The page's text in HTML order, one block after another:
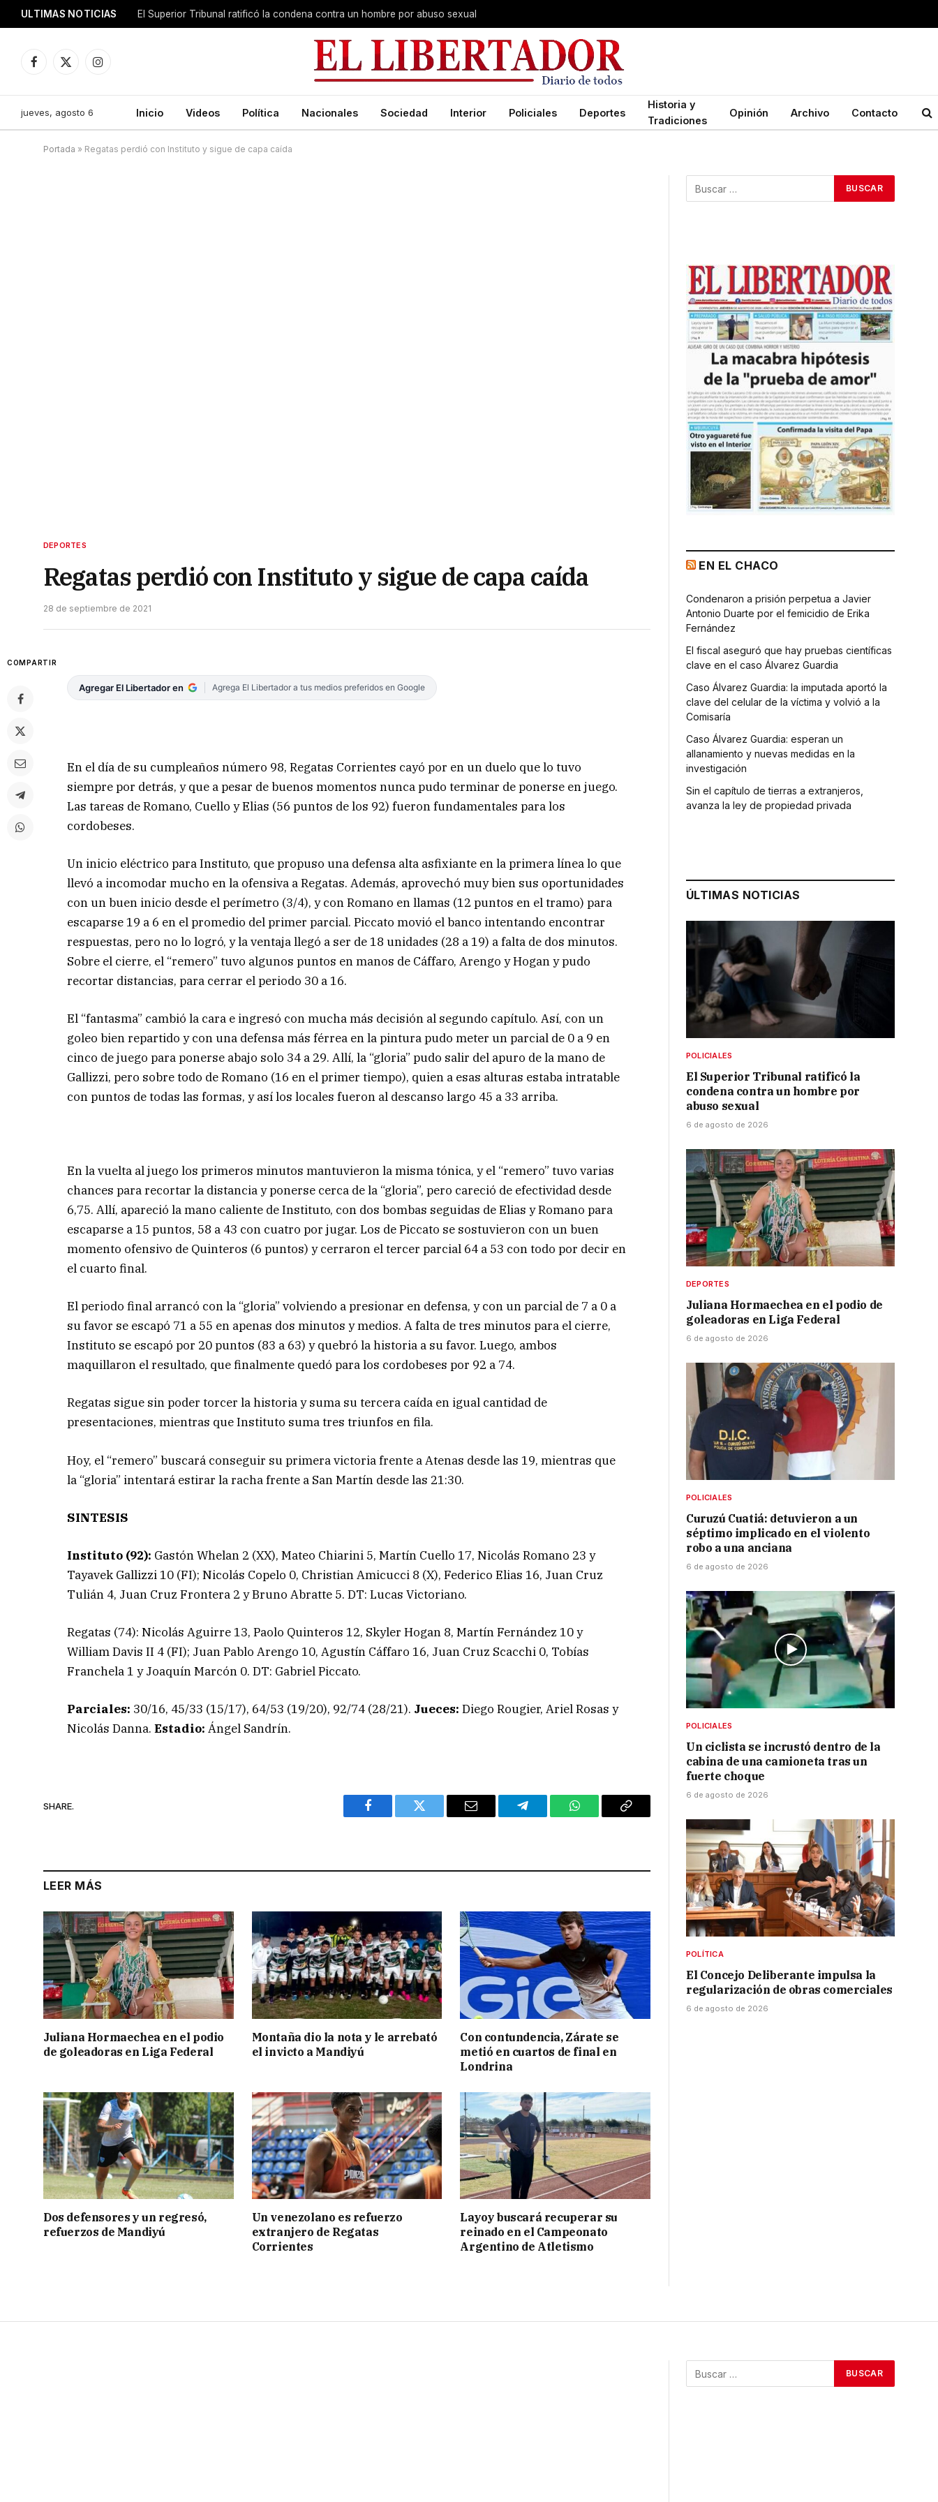
ULTIMAS NOTICIAS El Superior Tribunal ratificó la condena contra un hombre por abuso sexual
Facebook
X
Instagram
jueves, agosto 6 Inicio Videos Política Nacionales Sociedad Interior Policiales Deportes
Historia y
Tradiciones
Opinión Archivo Contacto
Portada » Regatas perdió con Instituto y sigue de capa caída
DEPORTES
Regatas perdió con Instituto y sigue de capa caída
28 de septiembre de 2021
COMPARTIR
Agregar El Libertador en Agrega El Libertador a tus medios preferidos en Google
En el día de su cumpleaños número 98, Regatas Corrientes cayó por en un duelo que lo tuvo
siempre por detrás, y que a pesar de buenos momentos nunca pudo terminar de ponerse en juego.
Las tareas de Romano, Cuello y Elias (56 puntos de los 92) fueron fundamentales para los
cordobeses.
Un inicio eléctrico para Instituto, que propuso una defensa alta asfixiante en la primera línea lo que
llevó a incomodar mucho en la ofensiva a Regatas. Además, aprovechó muy bien sus oportunidades
con un buen inicio desde el perímetro (3/4), y con Romano en llamas (12 puntos en el tramo) para
escaparse 19 a 6 en el promedio del primer parcial. Piccato movió el banco intentando encontrar
respuestas, pero no lo logró, y la ventaja llegó a ser de 18 unidades (28 a 19) a falta de dos minutos.
Sobre el cierre, el “remero” tuvo algunos puntos en manos de Cáffaro, Arengo y Hogan y pudo
recortar distancias, para cerrar el periodo 30 a 16.
El “fantasma” cambió la cara e ingresó con mucha más decisión al segundo capítulo. Así, con un
goleo bien repartido y con una defensa más férrea en la pintura pudo meter un parcial de 0 a 9 en
cinco de juego para ponerse abajo solo 34 a 29. Allí, la “gloria” pudo salir del apuro de la mano de
Gallizzi, pero sobre todo de Romano (16 en el primer tiempo), quien a esas alturas estaba intratable
con puntos de todas las formas, y así los locales fueron al descanso largo 45 a 33 arriba.
En la vuelta al juego los primeros minutos mantuvieron la misma tónica, y el “remero” tuvo varias
chances para recortar la distancia y ponerse cerca de la “gloria”, pero careció de efectividad desde
6,75. Allí, apareció la mano caliente de Instituto, con dos bombas seguidas de Elias y Romano para
escaparse a 15 puntos, 58 a 43 con cuatro por jugar. Los de Piccato se sostuvieron con un buen
momento ofensivo de Quinteros (6 puntos) y cerraron el tercer parcial 64 a 53 con todo por decir en
el cuarto final.
El periodo final arrancó con la “gloria” volviendo a presionar en defensa, y con un parcial de 7 a 0 a
su favor se escapó 71 a 55 en apenas dos minutos y medios. A falta de tres minutos para el cierre,
Instituto se escapó por 20 puntos (83 a 63) y quebró la historia a su favor. Luego, ambos
maquillaron el resultado, que finalmente quedó para los cordobeses por 92 a 74.
Regatas sigue sin poder torcer la historia y suma su tercera caída en igual cantidad de
presentaciones, mientras que Instituto suma tres triunfos en fila.
Hoy, el “remero” buscará conseguir su primera victoria frente a Atenas desde las 19, mientras que
la “gloria” intentará estirar la racha frente a San Martín desde las 21:30.
SINTESIS
Instituto (92): Gastón Whelan 2 (XX), Mateo Chiarini 5, Martín Cuello 17, Nicolás Romano 23 y
Tayavek Gallizzi 10 (FI); Nicolás Copelo 0, Christian Amicucci 8 (X), Federico Elias 16, Juan Cruz
Tulián 4, Juan Cruz Frontera 2 y Bruno Abratte 5. DT: Lucas Victoriano.
Regatas (74): Nicolás Aguirre 13, Paolo Quinteros 12, Skyler Hogan 8, Martín Fernández 10 y
William Davis II 4 (FI); Juan Pablo Arengo 10, Agustín Cáffaro 16, Juan Cruz Scacchi 0, Tobías
Franchela 1 y Joaquín Marcón 0. DT: Gabriel Piccato.
Parciales: 30/16, 45/33 (15/17), 64/53 (19/20), 92/74 (28/21). Jueces: Diego Rougier, Ariel Rosas y
Nicolás Danna.Estadio: Ángel Sandrín.
SHARE.
Facebook Twitter Email Telegram WhatsAppCopy
LEER MÁS
Juliana Hormaechea en el podio
de goleadoras en Liga Federal
Montaña dio la nota y le arrebató
el invicto a Mandiyú
Con contundencia, Zárate se
metió en cuartos de final en
Londrina
Dos defensores y un regresó,
refuerzos de Mandiyú
Un venezolano es refuerzo
extranjero de Regatas
Corrientes
Layoy buscará recuperar su
reinado en el Campeonato
Argentino de Atletismo
EN EL CHACO
Condenaron a prisión perpetua a Javier
Antonio Duarte por el femicidio de Erika
Fernández
El fiscal aseguró que hay pruebas científicas
clave en el caso Álvarez Guardia
Caso Álvarez Guardia: la imputada aportó la
clave del celular de la víctima y volvió a la
Comisaría
Caso Álvarez Guardia: esperan un
allanamiento y nuevas medidas en la
investigación
Sin el capítulo de tierras a extranjeros,
avanza la ley de propiedad privada
ÚLTIMAS NOTICIAS
POLICIALES
El Superior Tribunal ratificó la
condena contra un hombre por
abuso sexual
6 de agosto de 2026
DEPORTES
Juliana Hormaechea en el podio de
goleadoras en Liga Federal
6 de agosto de 2026
POLICIALES
Curuzú Cuatiá: detuvieron a un
séptimo implicado en el violento
robo a una anciana
6 de agosto de 2026
POLICIALES
Un ciclista se incrustó dentro de la
cabina de una camioneta tras un
fuerte choque
6 de agosto de 2026
POLÍTICA
El Concejo Deliberante impulsa la
regularización de obras comerciales
6 de agosto de 2026